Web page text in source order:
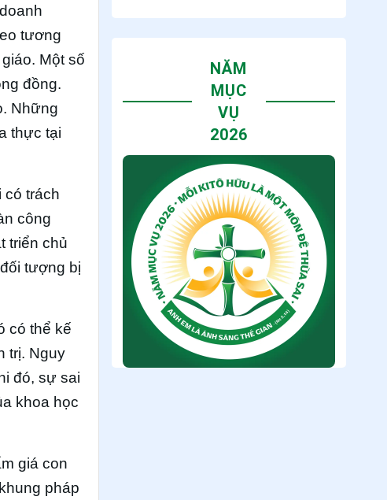
tương
Một số
đồng.
Những
thực tại
có trách
công
triển chủ
tượng bị
có thể kế
trị. Nguy
đó, sự sai
khoa học
giá con
pháp
NĂM
MỤC
VỤ
2026